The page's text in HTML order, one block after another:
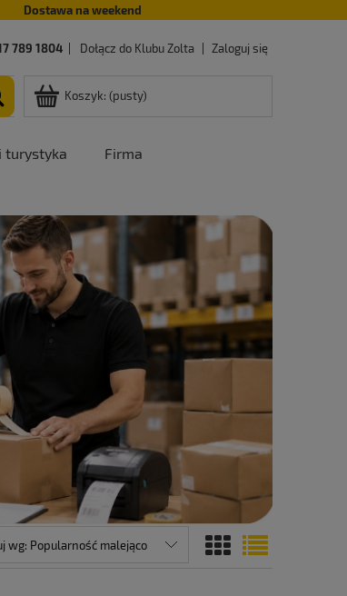
Dostawa na weekend
789 1804 Dołącz do Klubu Zolta Zaloguj się
Koszyk: (pusty)
turystyka Firma
wg: Popularność malejąco